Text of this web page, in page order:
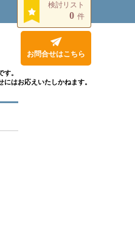
検討リスト
0 件
お問合せはこちら
。
はお応えいたしかねます。